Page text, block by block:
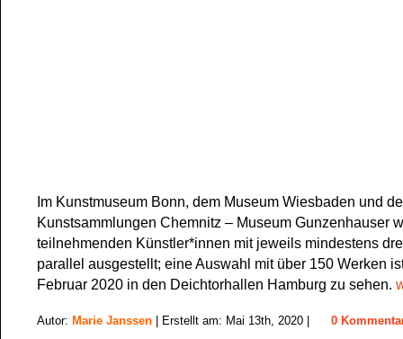
Im Kunstmuseum Bonn, dem Museum Wiesbaden und
Kunstsammlungen Chemnitz – Museum Gunzenhauser
teilnehmenden Künstler*innen mit jeweils mindestens
parallel ausgestellt; eine Auswahl mit über 150 Werken
Februar 2020 in den Deichtorhallen Hamburg zu sehen.
Autor: Marie Janssen | Erstellt am: Mai 13th, 2020 | 0